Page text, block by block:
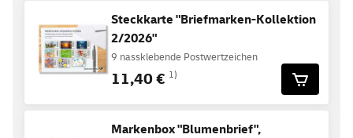
Steckkarte "Briefmarken-Kollektion
2/2026"
9 nassklebende Postwertzeichen
11,40 € 1)
Markenbox "Blumenbrief",